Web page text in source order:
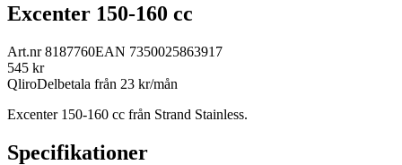
Excenter 150-160 cc
Art.nr8187760EAN 7350025863917
545 kr
QliroDelbetala från 23 kr/mån
Excenter 150-160 cc från Strand Stainless.
Specifikationer